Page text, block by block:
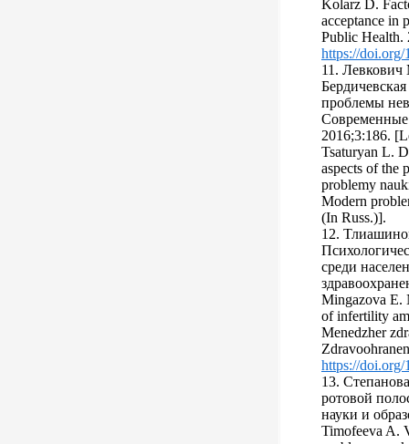
Kolarz D.
acceptance in
Public Health.
https://doi.org/
11.
проблемы
Современные
2016;3:186.
Tsaturyan L.
aspects of the
problemy
Modern
(In Russ.)].
12.
среди
Mingazova E.
of infertility
Menedzher
https://doi.org/
13.
ротовой
науки и
Timofeeva A.